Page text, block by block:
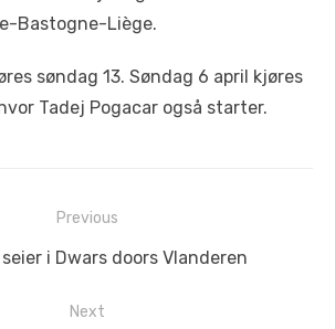
Bastogne-Liège.
søndag 13. Søndag 6 april kjøres
Tadej Pogacar også starter.
Previous
i Dwars doors Vlanderen
Next